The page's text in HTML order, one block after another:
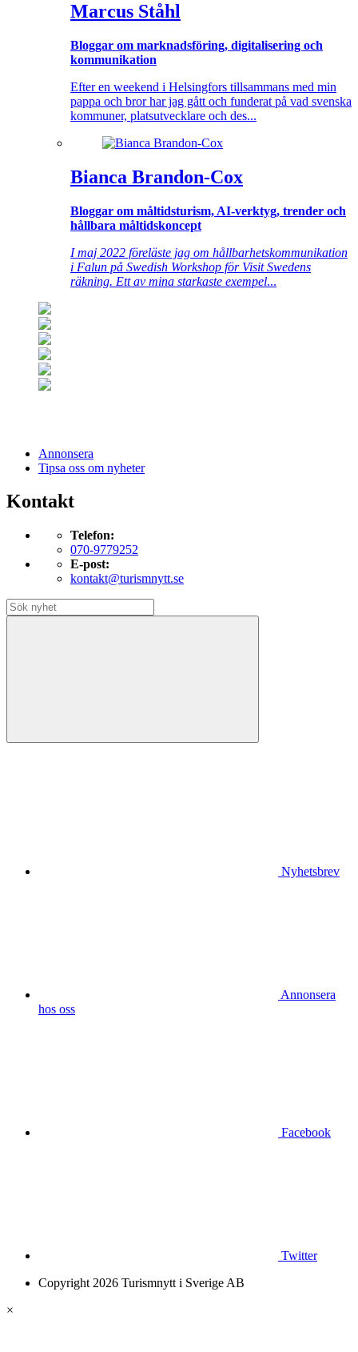
Marcus Ståhl
Bloggar om marknadsföring, digitalisering och
kommunikation
Efter en weekend i Helsingfors tillsammans med min
pappa och bror har jag gått och funderat på vad svenska
kommuner, platsutvecklare och des...
Bianca Brandon-Cox
Bloggar om måltidsturism, AI-verktyg, trender och
hållbara måltidskoncept
I maj 2022 föreläste jag om hållbarhetskommunikation
i Falun på Swedish Workshop för Visit Swedens
räkning. Ett av mina starkaste exempel...
Annonsera
Tipsa oss om nyheter
Kontakt
Telefon:
070-9779252
E-post:
kontakt@turismnytt.se
Nyhetsbrev
Annonsera
hos oss
Facebook
Twitter
Copyright 2026 Turismnytt i Sverige AB
×